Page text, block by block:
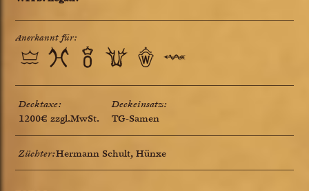
Anerkannt für:
Decktaxe:
1200€ zzgl.MwSt.
Deckeinsatz:
TG-Samen
Züchter:Hermann Schult, Hünxe